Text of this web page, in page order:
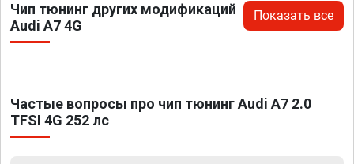
Чип тюнинг других модификаций
Audi A7 4G
Показать все
Частые вопросы про чип тюнинг Audi A7 2.0
TFSI 4G 252 лс